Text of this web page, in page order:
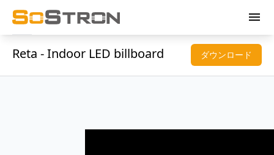
menu
Reta - Indoor LED billboard ダウンロード